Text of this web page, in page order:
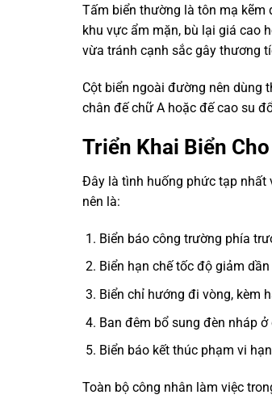
Tấm biển thường là tôn mạ kẽm
khu vực ẩm mặn, bù lại giá cao
vừa tránh cạnh sắc gây thương
Cột biển ngoài đường nên dùng
chân đế chữ A hoặc đế cao su
Triển Khai Biển
Đây là tình huống phức tạp nhất
nên là:
Biển báo công trường phía
Biển hạn chế tốc độ giảm
Biển chỉ hướng đi vòng, kèm
Ban đêm bổ sung đèn nháp
Biển báo kết thúc phạm vi
Toàn bộ công nhân làm việc